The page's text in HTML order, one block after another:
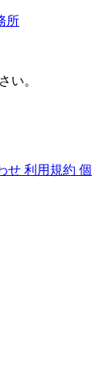
所
い。
せ 利用規約 個